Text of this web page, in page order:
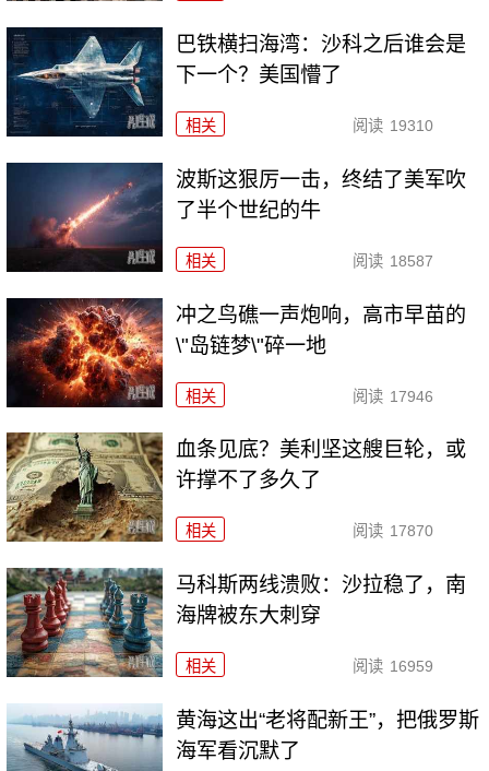
巴铁横扫海湾：沙科之后谁会是
下一个？美国懵了
相关 阅读 19310
波斯这狠厉一击，终结了美军吹
了半个世纪的牛
相关 阅读 18587
冲之鸟礁一声炮响，高市早苗的
\"岛链梦\"碎一地
相关 阅读 17946
血条见底？美利坚这艘巨轮，或
许撑不了多久了
相关 阅读 17870
马科斯两线溃败：沙拉稳了，南
海牌被东大刺穿
相关 阅读 16959
黄海这出“老将配新王”，把俄罗斯
海军看沉默了